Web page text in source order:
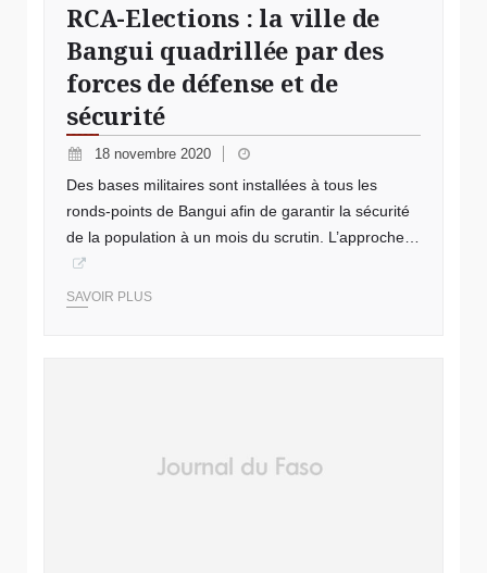
RCA-Elections : la ville de
Bangui quadrillée par des
forces de défense et de
sécurité
18 novembre 2020
Des bases militaires sont installées à tous les
ronds-points de Bangui afin de garantir la sécurité
de la population à un mois du scrutin. L’approche…
SAVOIR PLUS